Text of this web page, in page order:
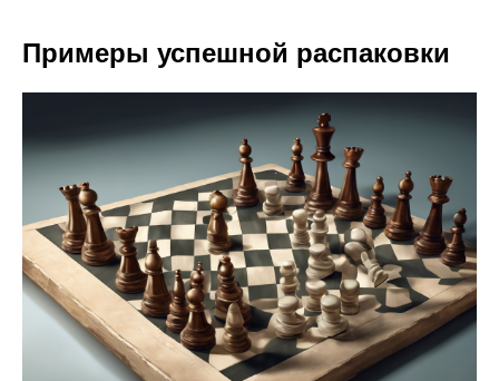
Примеры успешной распаковки